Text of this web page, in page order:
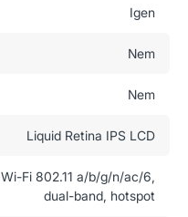
Igen
Nem
Nem
Liquid Retina IPS LCD
Wi-Fi 802.11 a/b/g/n/ac/6,
dual-band, hotspot